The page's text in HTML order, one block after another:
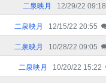
二泉映月 12/29/22 09:18
二泉映月 12/15/22 20:55
二泉映月 10/28/22 09:05
二泉映月 10/20/22 15:22